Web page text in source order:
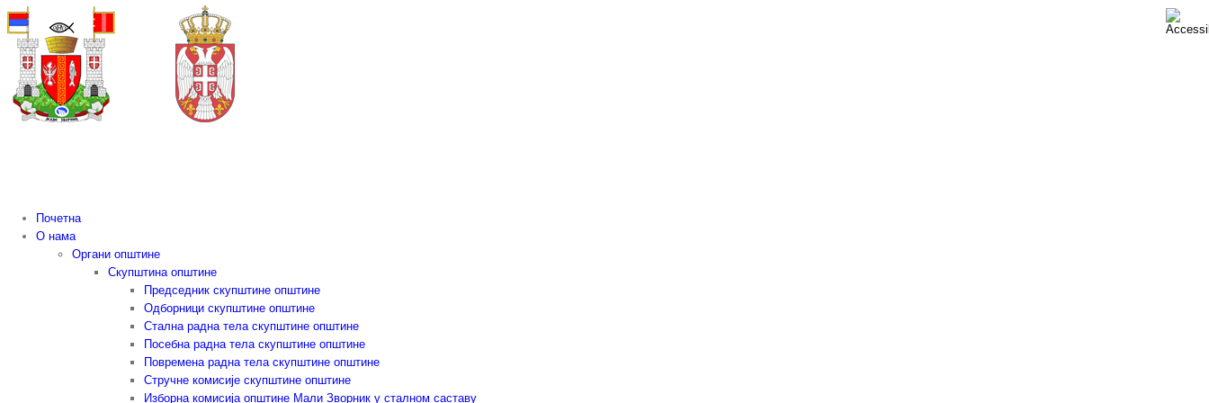
content
Почетна
О нама
Органи општине
Скупштина општине
Председник скупштине општине
Одборници скупштине општине
Стална радна тела скупштине општине
Посебна радна тела скупштине општине
Повремена радна тела скупштине општине
Стручне комисије скупштине општине
Изборна комисија општине Мали Зворник у сталном саставу